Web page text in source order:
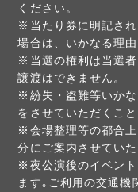
ください。
※当たり券に明記さ
場合は、いかなる理
※当選の権利は当選者
譲渡はできません。
※紛失・盗難等いか
をさせていただくこ
※会場整理等の都合
分にご案内させてい
※夜公演後のイベン
ます｡ご利用の交通機